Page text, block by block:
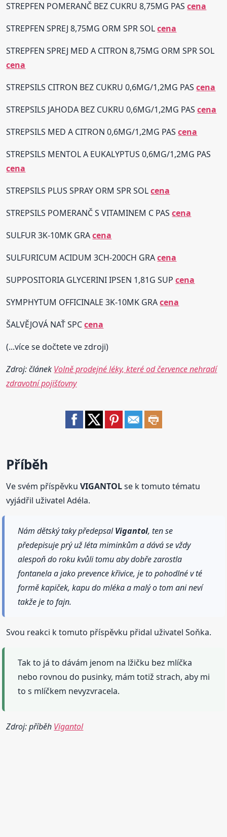
STREPFEN POMERANČ BEZ CUKRU 8,75MG PAScena
STREPFEN SPREJ 8,75MG ORM SPR SOLcena
STREPFEN SPREJ MED A CITRON 8,75MG ORM SPR SOL
cena
STREPSILS CITRON BEZ CUKRU 0,6MG/1,2MG PAScena
STREPSILS JAHODA BEZ CUKRU 0,6MG/1,2MG PAScena
STREPSILS MED A CITRON 0,6MG/1,2MG PAScena
STREPSILS MENTOL A EUKALYPTUS 0,6MG/1,2MG PAS
cena
STREPSILS PLUS SPRAY ORM SPR SOLcena
STREPSILS POMERANČ S VITAMINEM C PAScena
SULFUR 3K-10MK GRAcena
SULFURICUM ACIDUM 3CH-200CH GRAcena
SUPPOSITORIA GLYCERINI IPSEN 1,81G SUPcena
SYMPHYTUM OFFICINALE 3K-10MK GRAcena
ŠALVĚJOVÁ NAŤ SPCcena
(...více se dočtete ve zdroji)
Zdroj: článek Volně prodejné léky, které od července nehradí
zdravotní pojišťovny
Příběh
Ve svém příspěvkuVIGANTOLse k tomuto tématu
vyjádřil uživatel Adéla.
Nám dětský taky předepsalVigantol, ten se
předepisuje prý už léta miminkům a dává se vždy
alespoň do roku kvůli tomu aby dobře zarostla
fontanela a jako prevence křivice, je to pohodlné v té
formě kapiček, kapu do mléka a malý o tom ani neví
takže je to fajn.
Svou reakci k tomuto příspěvku přidal uživatel Soňka.
Tak to já to dávám jenom na lžičku bez mlíčka
nebo rovnou do pusinky, mám totiž strach, aby mi
to s mlíčkem nevyzvracela.
Zdroj: příběh Vigantol